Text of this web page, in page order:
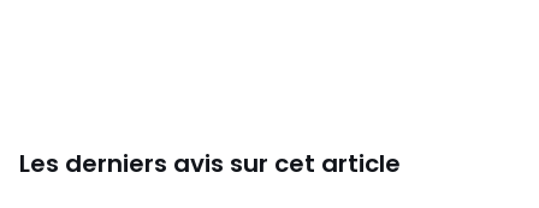
Les derniers avis sur cet article